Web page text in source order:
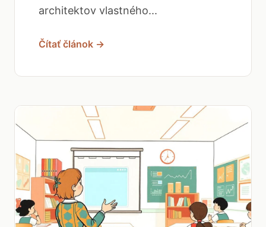
architektov vlastného...
Čítať článok →